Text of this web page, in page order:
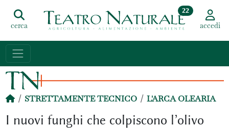
cerca
22
accedi
STRETTAMENTE TECNICO L'ARCA OLEARIA
I nuovi funghi che colpiscono l’olivo